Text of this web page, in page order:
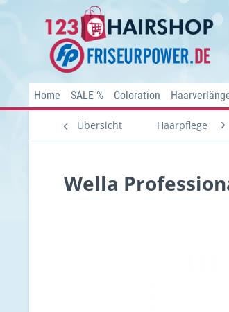
Home SALE % Coloration
Übersicht Haarpflege
Wella